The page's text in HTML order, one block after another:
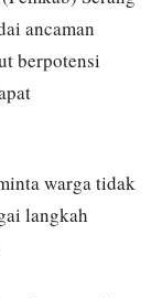
ancaman
berpotensi
warga tidak
langkah